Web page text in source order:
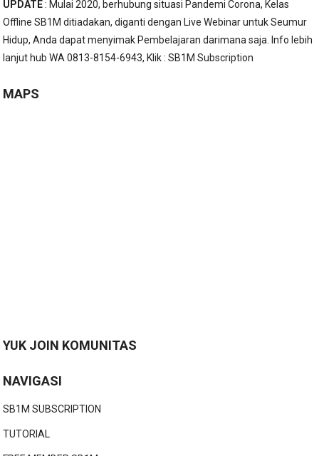
UPDATE: Mulai 2020, berhubung situasi Pandemi Corona, Kelas
Offline SB1M ditiadakan, diganti dengan Live Webinar untuk Seumur
Hidup, Anda dapat menyimak Pembelajaran darimana saja. Info lebih
lanjut hub WA 0813-8154-6943, Klik :SB1M Subscription
MAPS
YUK JOIN KOMUNITAS
NAVIGASI
SB1M SUBSCRIPTION
TUTORIAL